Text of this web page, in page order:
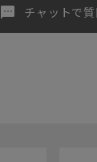
sms チャットで質